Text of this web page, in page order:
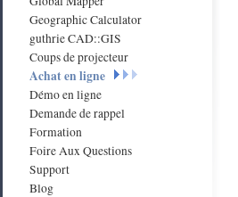
Geographic Calculator
guthrie CAD::GIS
Coups de projecteur
Achat en ligne
Démo en ligne
Demande de rappel
Formation
Foire Aux Questions
Support
Blog